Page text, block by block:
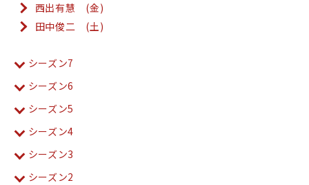
西出有慧 (金)
田中俊二 (土)
シーズン7
シーズン6
シーズン5
シーズン4
シーズン3
シーズン2